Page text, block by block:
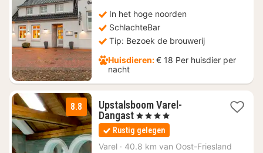
In het hoge noorden
SchlachteBar
Tip: Bezoek de brouwerij
Huisdieren:€ 18 Per huisdier per
nacht
8.8
Upstalsboom Varel-
Dangast1
nacht
vanaf
€
, 4 Sterren
Rustig gelegen
Varel · 40.8 km van Oost-Friesland